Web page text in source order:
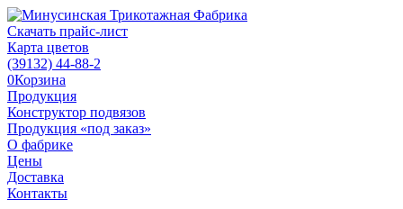
Скачать прайс-лист
Карта цветов
(39132) 44-88-2
0Корзина
Продукция
Конструктор подвязов
Продукция «под заказ»
О фабрике
Цены
Доставка
Контакты